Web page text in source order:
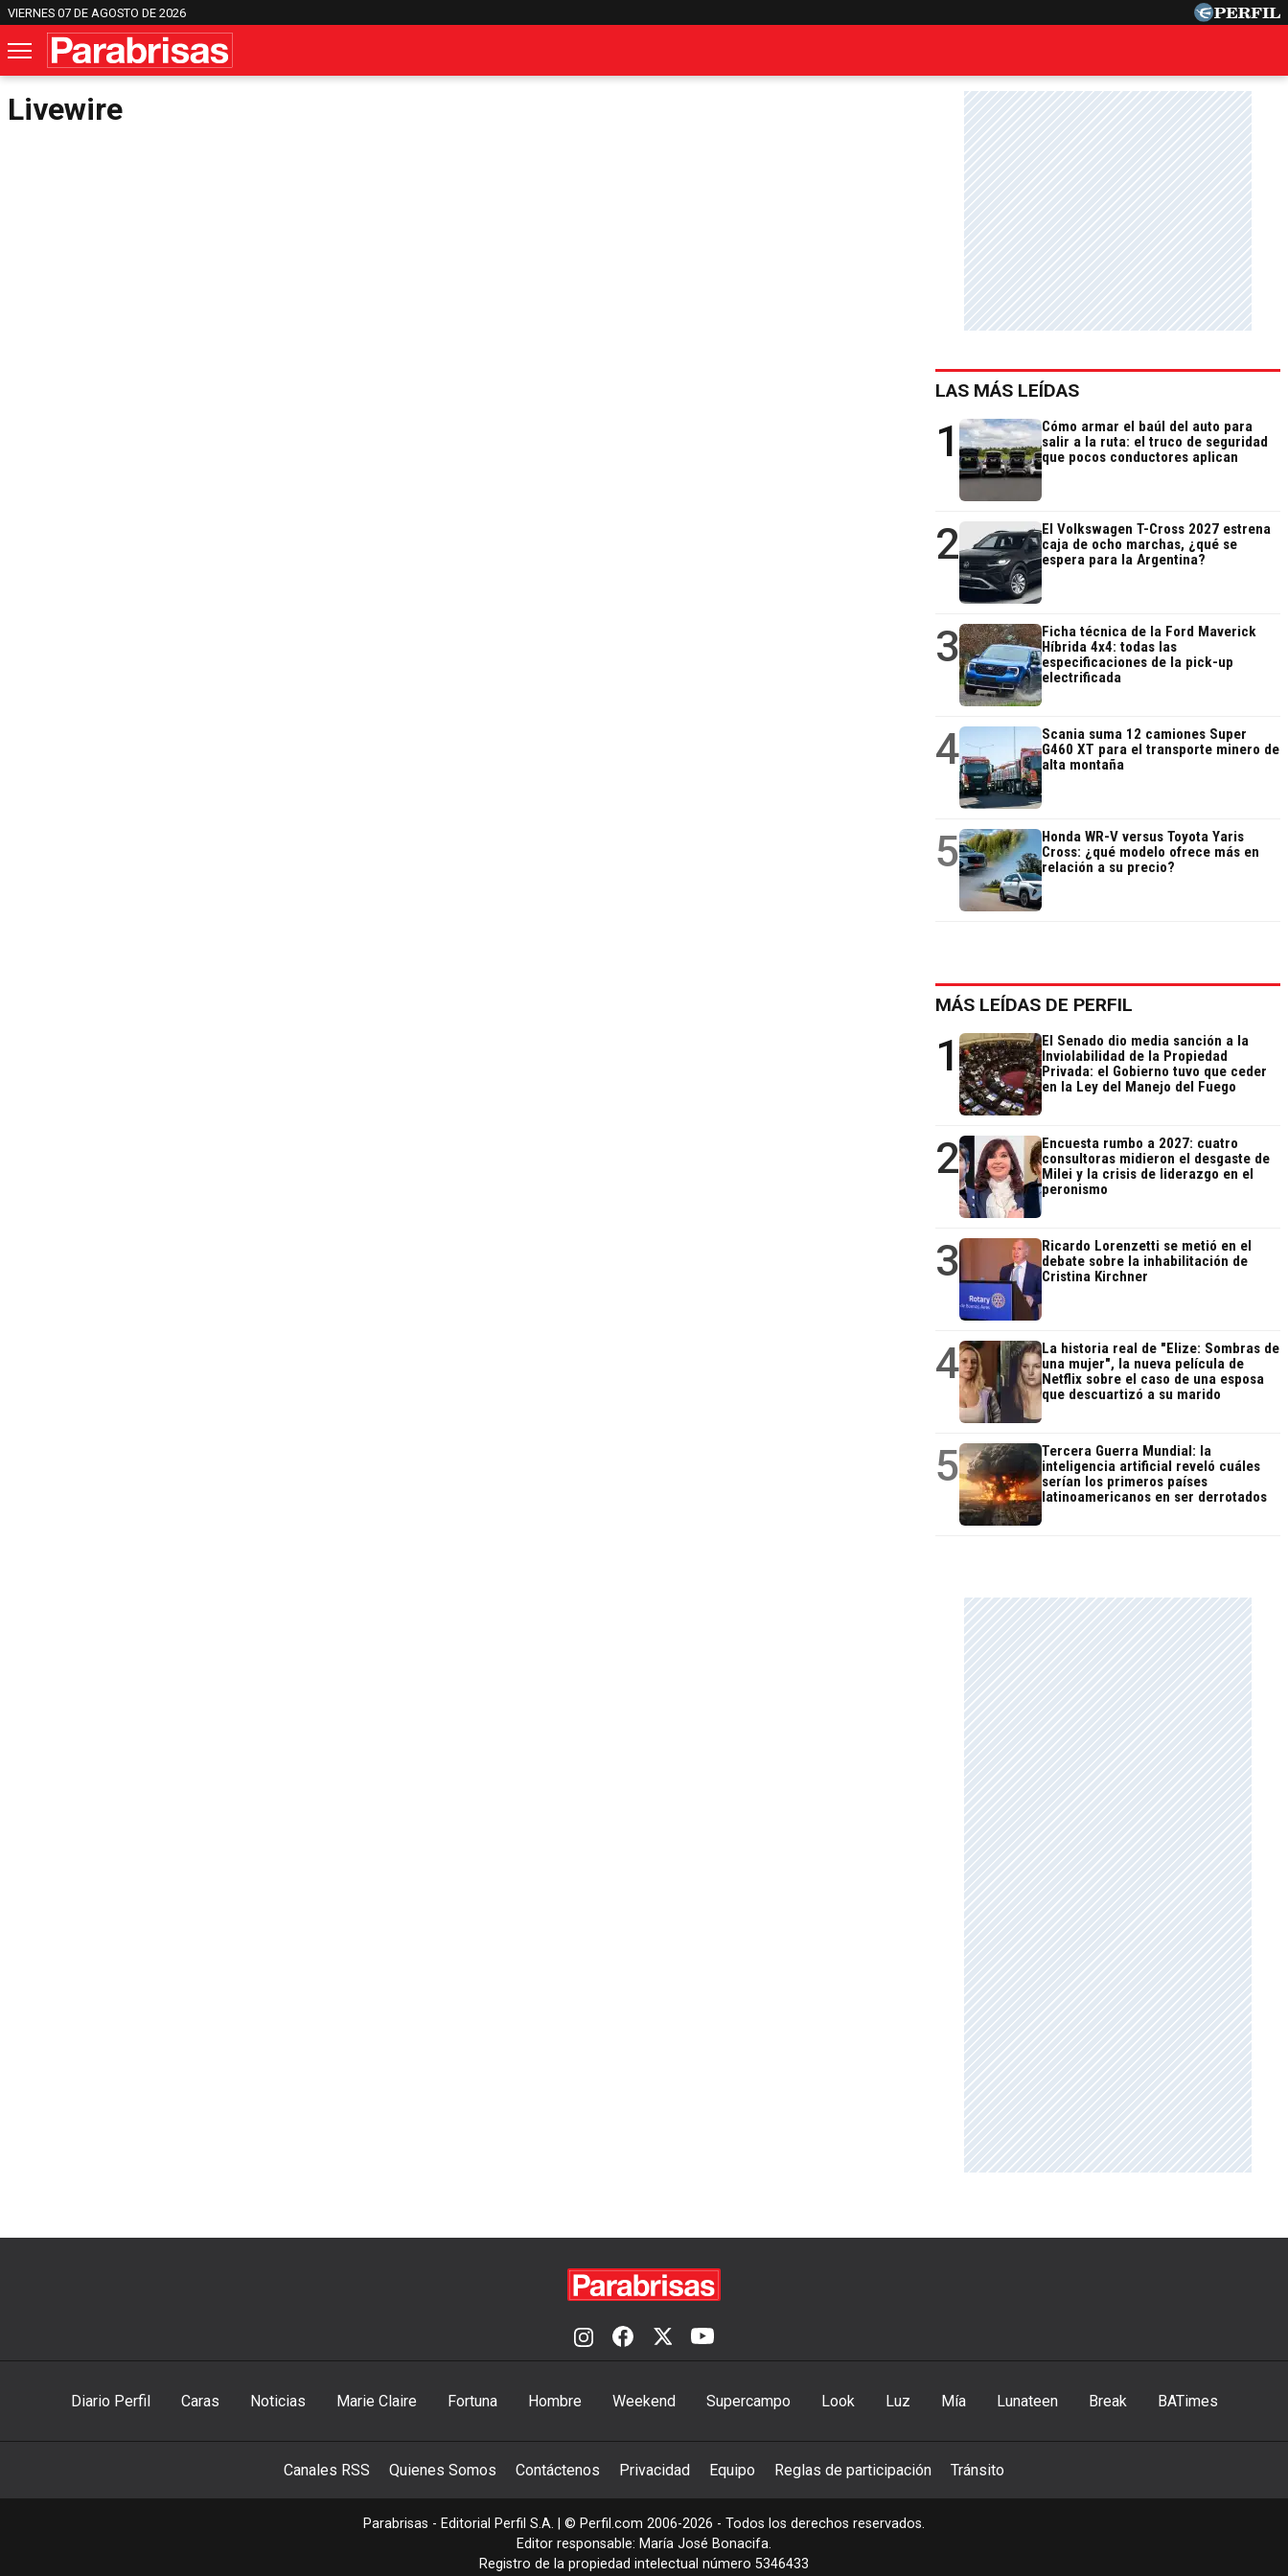
VIERNES 07 DE AGOSTO DE 2026
Livewire
LAS MÁS LEÍDAS
1
Cómo armar el baúl del auto para
salir a la ruta: el truco de seguridad
que pocos conductores aplican
2
El Volkswagen T-Cross 2027 estrena
caja de ocho marchas, ¿qué se
espera para la Argentina?
3
Ficha técnica de la Ford Maverick
Híbrida 4x4: todas las
especificaciones de la pick-up
electrificada
4
Scania suma 12 camiones Super
G460 XT para el transporte minero de
alta montaña
5
Honda WR-V versus Toyota Yaris
Cross: ¿qué modelo ofrece más en
relación a su precio?
MÁS LEÍDAS DE PERFIL
1
El Senado dio media sanción a la
Inviolabilidad de la Propiedad
Privada: el Gobierno tuvo que ceder
en la Ley del Manejo del Fuego
2
Encuesta rumbo a 2027: cuatro
consultoras midieron el desgaste de
Milei y la crisis de liderazgo en el
peronismo
3
Ricardo Lorenzetti se metió en el
debate sobre la inhabilitación de
Cristina Kirchner
4
La historia real de "Elize: Sombras de
una mujer", la nueva película de
Netflix sobre el caso de una esposa
que descuartizó a su marido
5
Tercera Guerra Mundial: la
inteligencia artificial reveló cuáles
serían los primeros países
latinoamericanos en ser derrotados
Diario Perfil Caras Noticias Marie Claire Fortuna Hombre Weekend Supercampo Look Luz Mía Lunateen Break BATimes
Canales RSS Quienes Somos Contáctenos Privacidad Equipo Reglas de participación Tránsito
Parabrisas - Editorial Perfil S.A. | © Perfil.com 2006-2026 - Todos los derechos reservados.
Editor responsable: María José Bonacifa.
Registro de la propiedad intelectual número 5346433